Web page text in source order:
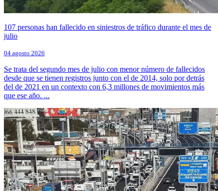
107 personas han fallecido en siniestros de tráfico durante el mes de
julio
04 agosto 2026
Se trata del segundo mes de julio con menor número de fallecidos
desde que se tienen registros junto con el de 2014, solo por detrás
del de 2021 en un contexto con 6,3 millones de movimientos más
que ese año. ...